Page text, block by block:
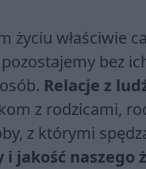
życiu właściwie
bez
Relacje z
z rodzicami,
z którymi
jakość naszego